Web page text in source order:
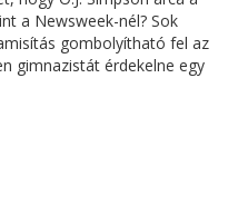
a Newsweek-nél? Sok
gombolyítható fel az
gimnazistát érdekelne egy